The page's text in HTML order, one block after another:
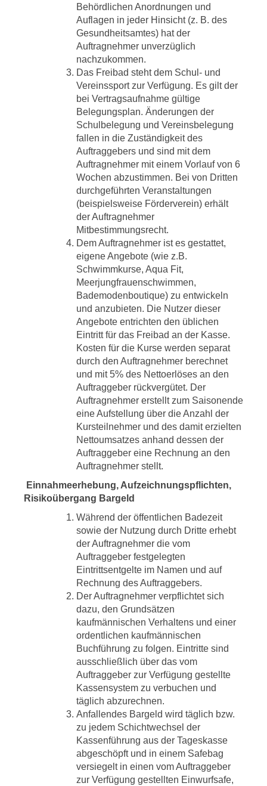
Behördlichen Anordnungen und
Auflagen in jeder Hinsicht (z. B. des
Gesundheitsamtes) hat der
Auftragnehmer unverzüglich
nachzukommen.
Das Freibad steht dem Schul- und
Vereinssport zur Verfügung. Es gilt der
bei Vertragsaufnahme gültige
Belegungsplan. Änderungen der
Schulbelegung und Vereinsbelegung
fallen in die Zuständigkeit des
Auftraggebers und sind mit dem
Auftragnehmer mit einem Vorlauf von 6
Wochen abzustimmen. Bei von Dritten
durchgeführten Veranstaltungen
(beispielsweise Förderverein) erhält
der Auftragnehmer
Mitbestimmungsrecht.
Dem Auftragnehmer ist es gestattet,
eigene Angebote (wie z.B.
Schwimmkurse, Aqua Fit,
Meerjungfrauenschwimmen,
Bademodenboutique) zu entwickeln
und anzubieten. Die Nutzer dieser
Angebote entrichten den üblichen
Eintritt für das Freibad an der Kasse.
Kosten für die Kurse werden separat
durch den Auftragnehmer berechnet
und mit 5% des Nettoerlöses an den
Auftraggeber rückvergütet. Der
Auftragnehmer erstellt zum Saisonende
eine Aufstellung über die Anzahl der
Kursteilnehmer und des damit erzielten
Nettoumsatzes anhand dessen der
Auftraggeber eine Rechnung an den
Auftragnehmer stellt.
Einnahmeerhebung, Aufzeichnungspflichten,
Risikoübergang Bargeld
Während der öffentlichen Badezeit
sowie der Nutzung durch Dritte erhebt
der Auftragnehmer die vom
Auftraggeber festgelegten
Eintrittsentgelte im Namen und auf
Rechnung des Auftraggebers.
Der Auftragnehmer verpflichtet sich
dazu, den Grundsätzen
kaufmännischen Verhaltens und einer
ordentlichen kaufmännischen
Buchführung zu folgen. Eintritte sind
ausschließlich über das vom
Auftraggeber zur Verfügung gestellte
Kassensystem zu verbuchen und
täglich abzurechnen.
Anfallendes Bargeld wird täglich bzw.
zu jedem Schichtwechsel der
Kassenführung aus der Tageskasse
abgeschöpft und in einem Safebag
versiegelt in einen vom Auftraggeber
zur Verfügung gestellten Einwurfsafe,